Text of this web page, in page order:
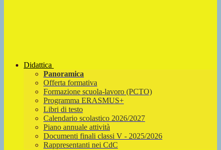
Didattica
Panoramica
Offerta formativa
Formazione scuola-lavoro (PCTO)
Programma ERASMUS+
Libri di testo
Calendario scolastico 2026/2027
Piano annuale attività
Documenti finali classi V - 2025/2026
Rappresentanti nei CdC